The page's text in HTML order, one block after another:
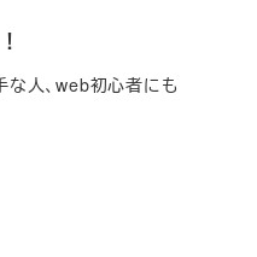
人、web初心者にも